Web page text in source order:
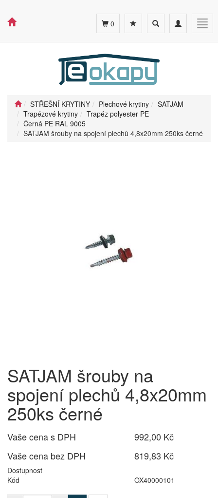
Toggle
navigation
Toggle
search
0
STŘEŠNÍ KRYTINY Plechové krytiny
SATJAM
Trapézové krytiny
Trapéz polyester PE
Černá PE RAL 9005
SATJAM šrouby na spojení plechů 4,8x20mm 250ks černé
SATJAM šrouby na
spojení plechů 4,8x20mm
250ks černé
Vaše cena s DPH
992,00 Kč
Vaše cena bez DPH
819,83 Kč
Dostupnost
Kód
OX40000101